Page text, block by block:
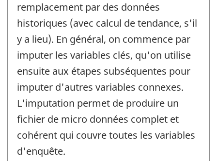
remplacement par des données
historiques (avec calcul de tendance, s'il
y a lieu). En général, on commence par
imputer les variables clés, qu'on utilise
ensuite aux étapes subséquentes pour
imputer d'autres variables connexes.
L'imputation permet de produire un
fichier de micro données complet et
cohérent qui couvre toutes les variables
d'enquête.